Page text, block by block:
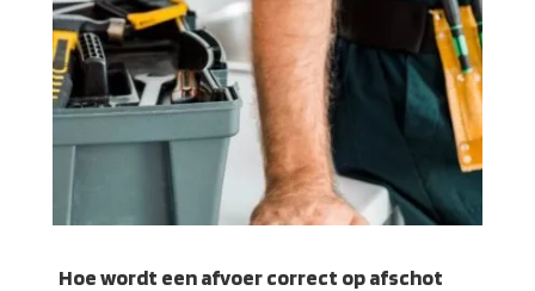
Hoe wordt een afvoer correct op afschot